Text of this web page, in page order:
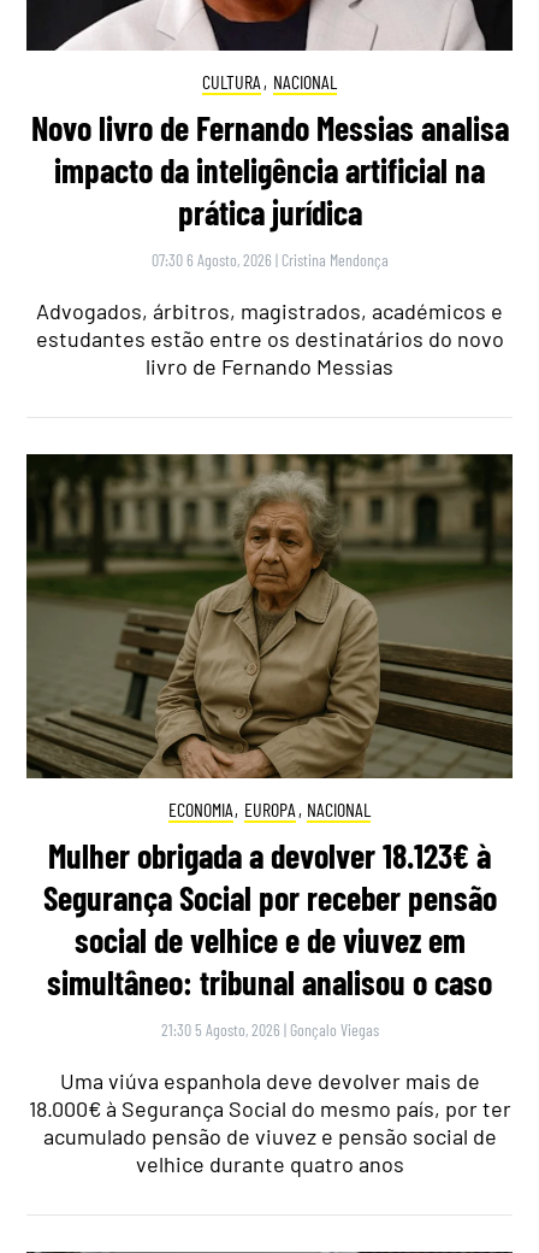
CULTURA , NACIONAL
Novo livro de Fernando Messias analisa
impacto da inteligência artificial na
prática jurídica
07:30 6 Agosto, 2026 | Cristina Mendonça
Advogados, árbitros, magistrados, académicos e
estudantes estão entre os destinatários do novo
livro de Fernando Messias
ECONOMIA, EUROPA , NACIONAL
Mulher obrigada a devolver 18.123€ à
Segurança Social por receber pensão
social de velhice e de viuvez em
simultâneo: tribunal analisou o caso
21:30 5 Agosto, 2026 | Gonçalo Viegas
Uma viúva espanhola deve devolver mais de
18.000€ à Segurança Social do mesmo país, por ter
acumulado pensão de viuvez e pensão social de
velhice durante quatro anos